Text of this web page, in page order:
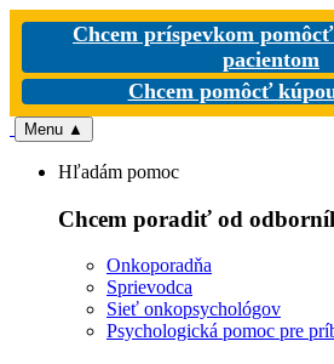
Chcem príspevkom
pacientom
Chcem pomôcť
Menu ▲
Hľadám pomoc
Chcem poradiť od
Onkoporadňa
Sprievodca
Sieť onkopsychológov
Psychologická pomoc pre